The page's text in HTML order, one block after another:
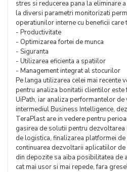
stres si reducerea pana la eliminare
la diversi parametri monitorizati
operatiunilor interne cu beneficii care
- Productivitate
- Optimizarea fortei de munca
- Siguranta
- Utilizarea eficienta a spatiilor
- Management integrat al stocurilor
Pe langa utilizarea celei mai recente
pentru analiza bonitatii clientilor
UiPath, iar analiza performantelor de
intermediul Business Intelligence,
TeraPlast are in vedere pentru
gasirea de solutii pentru
de logistica, finalizarea platformei de
continuarea dezvoltarii aplicatiilor
din depozite sa aiba posibilitatea de
cat mai usor si mai repede, fara